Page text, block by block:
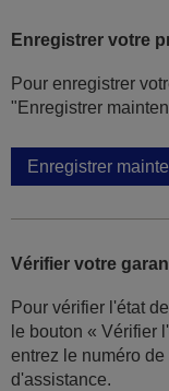
Enregistrer votre
Pour enregistrer
"Enregistrer
Enregistrer
Vérifier votre
Pour vérifier l'état
le bouton « Vérifier
entrez le numéro
d'assistance.